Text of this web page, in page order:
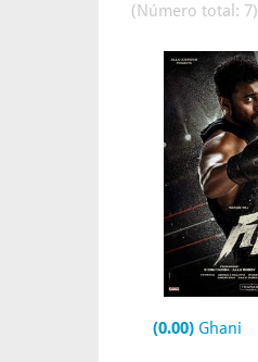
(Número total: 7)
(0.00) Ghani